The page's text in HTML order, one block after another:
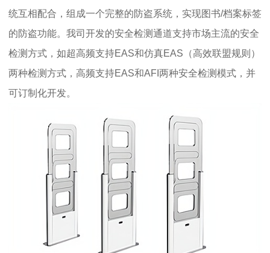
统互相配合，组成一个完整的防盗系统，实现图书/档案标签
的防盗功能。我司开发的安全检测通道支持市场主流的安全
检测方式，如超高频支持EAS和仿真EAS（高效联盟规则）
两种检测方式，高频支持EAS和AFI两种安全检测模式，并
可订制化开发。